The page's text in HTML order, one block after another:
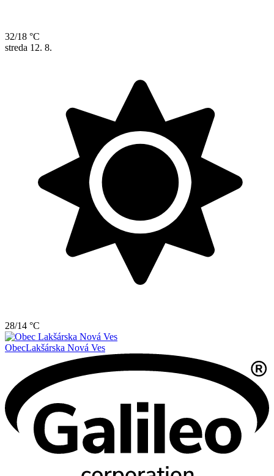
32/18 °C
streda 12. 8.
28/14 °C
ObecLakšárska Nová Ves